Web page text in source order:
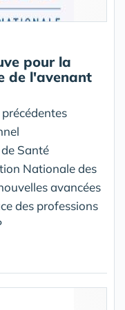
pour la
de l'avenant
Santé
Nationale des
avancées
des professions